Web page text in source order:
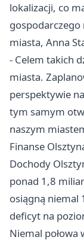
lokalizacji, co
gospodarczego
miasta, Anna
- Celem takich
miasta.
perspektywie
tym samym
naszym
Finanse
Dochody
ponad 1,8
osiągną niemal
deficyt na
Niemal